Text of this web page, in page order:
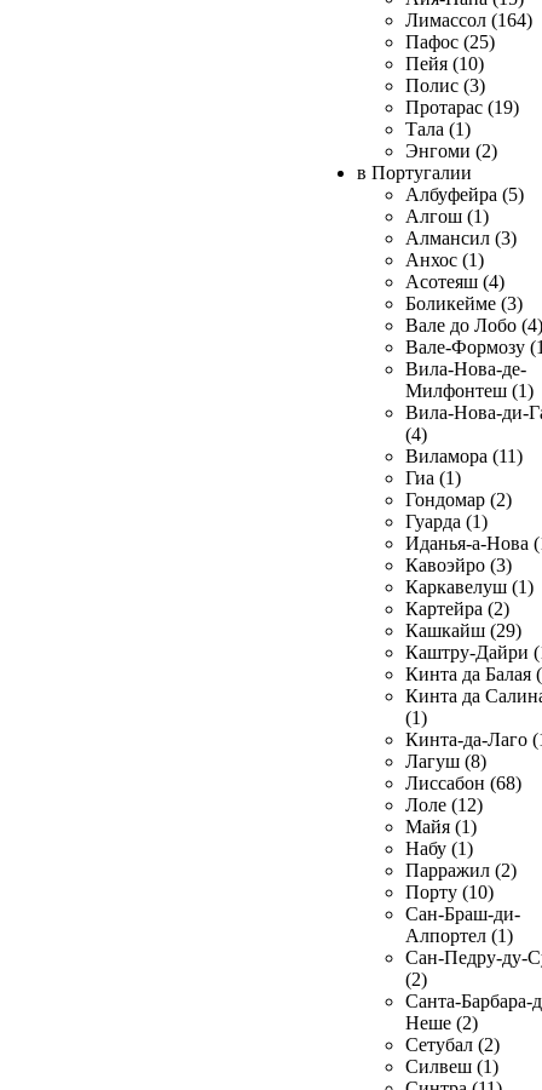
Лимассол (164)
Пафос (25)
Пейя (10)
Полис (3)
Протарас (19)
Тала (1)
Энгоми (2)
в Португалии
Албуфейра (5)
Алгош (1)
Алмансил (3)
Анхос (1)
Асотеяш (4)
Боликейме (3)
Вале до Лобо (4)
Вале-Формозу
Вила-Нова-де-
Милфонтеш (1)
Вила-Нова-ди-
(4)
Виламора (11)
Гиа (1)
Гондомар (2)
Гуарда (1)
Иданья-а-Нова
Кавоэйро (3)
Каркавелуш (1)
Картейра (2)
Кашкайш (29)
Каштру-Дайри
Кинта да Балая
Кинта да
(1)
Кинта-да-Лаго
Лагуш (8)
Лиссабон (68)
Лоле (12)
Майя (1)
Набу (1)
Парражил (2)
Порту (10)
Сан-Браш-ди-
Алпортел (1)
Сан-Педру-ду-
(2)
Санта-Барбара-
Неше (2)
Сетубал (2)
Силвеш (1)